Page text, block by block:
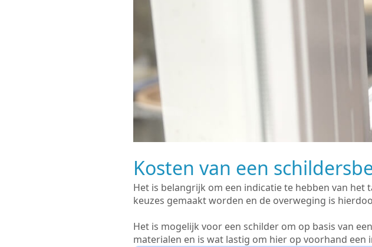
Kosten van een
Het is belangrijk om een indicatie te hebben van
keuzes gemaakt worden en de overweging is
Het is mogelijk voor een schilder om op basis van
materialen en is wat lastig om hier op voorhand een